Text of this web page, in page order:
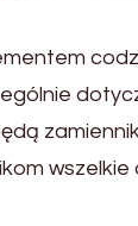
wszelkie